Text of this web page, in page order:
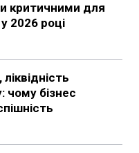
критичними для
у 2026 році
чому бізнес